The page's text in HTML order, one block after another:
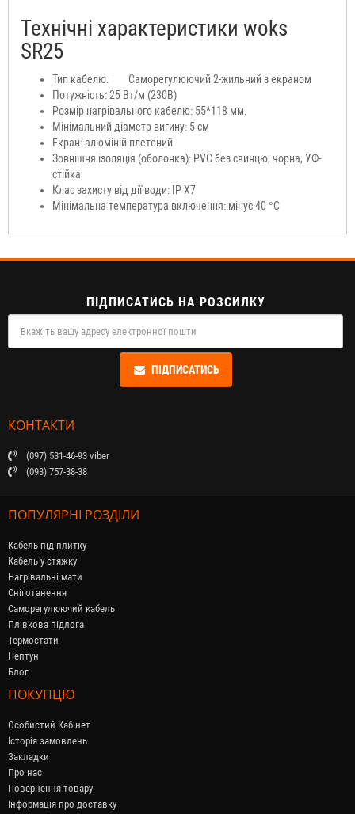
Технічні характеристики woks
SR25
Тип кабелю:
Саморегулюючий 2-жильний з екраном
Потужність: 25 Вт/м (230В)
Розмір нагрівального кабелю: 55*118 мм.
Мінімальний діаметр вигину: 5 см
Екран: алюміній плетений
Зовнішня ізоляція (оболонка): PVC без свинцю, чорна, УФ-
стійка
Клас захисту від дії води: IP X7
Мінімальна температура включення: мінус 40 °С
ПІДПИСАТИСЬ НА РОЗСИЛКУ
ПІДПИСАТИСЬ
КОНТАКТИ
(097) 531-46-93 viber
(093) 757-38-38
ПОПУЛЯРНІ РОЗДІЛИ
Кабель під плитку
Кабель у стяжку
Нагрівальні мати
Сніготанення
Саморегулюючий кабель
Плівкова підлога
Термостати
Нептун
Блог
ПОКУПЦЮ
Особистий Кабінет
Історія замовлень
Закладки
Про нас
Повернення товару
Інформація про доставку